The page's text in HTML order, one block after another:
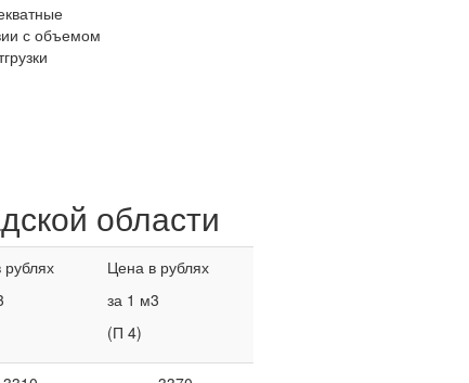
с объемом
области
Цена в рублях
за 1 м3
(П 4)